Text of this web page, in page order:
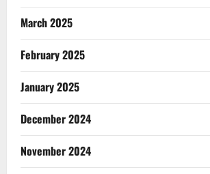
March 2025
February 2025
January 2025
December 2024
November 2024